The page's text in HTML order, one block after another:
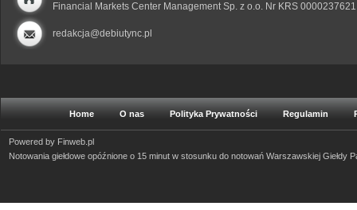
Financial Markets Center Management Sp. z o.o. Nr KRS 0000237621
redakcja@debiutync.pl
Home O nas Polityka Prywatności Regulamin
Powered by Finweb.pl
Notowania giełdowe opóźnione o 15 minut w stosunku do notowań Warszawskiej Giełdy